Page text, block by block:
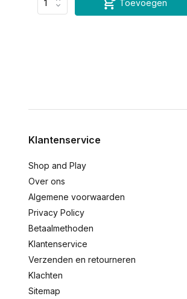
Toevoegen
Klantenservice
Shop and Play
Over ons
Algemene voorwaarden
Privacy Policy
Betaalmethoden
Klantenservice
Verzenden en retourneren
Klachten
Sitemap